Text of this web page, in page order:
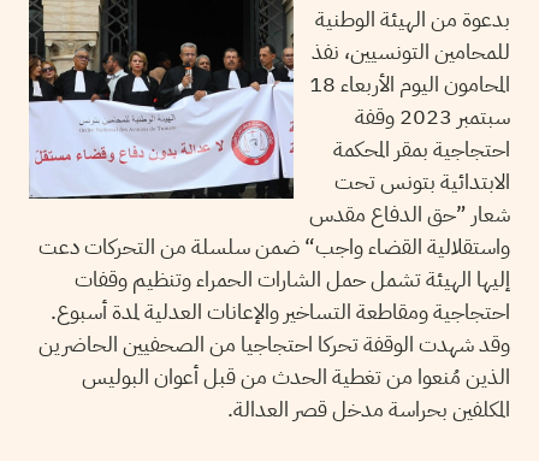
بدعوة من الهيئة الوطنية
للمحامين التونسيين، نفذ
المحامون اليوم الأربعاء 18
سبتمبر 2023 وقفة
احتجاجية بمقر المحكمة
الابتدائية بتونس تحت
شعار ”حق الدفاع مقدس
واستقلالية القضاء واجب“ ضمن سلسلة من التحركات دعت
إليها الهيئة تشمل حمل الشارات الحمراء وتنظيم وقفات
احتجاجية ومقاطعة التساخير والإعانات العدلية لمدة أسبوع.
وقد شهدت الوقفة تحركا احتجاجيا من الصحفيين الحاضرين
الذين مُنعوا من تغطية الحدث من قبل أعوان البوليس
المكلفين بحراسة مدخل قصر العدالة.